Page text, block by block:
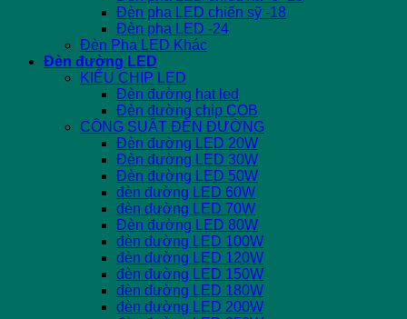
Đèn pha LED chiến sỹ -18
Đèn pha LED -24
Đèn Pha LED Khác
Đèn đường LED
KIỂU CHIP LED
Đèn đường hạt led
Đèn đường chip COB
CÔNG SUẤT ĐÈN ĐƯỜNG
Đèn đường LED 20W
Đèn đường LED 30W
Đèn đường LED 50W
đèn đường LED 60W
đèn đường LED 70W
Đèn đường LED 80W
đèn đường LED 100W
đèn đường LED 120W
đèn đường LED 150W
đèn đường LED 180W
đèn đường LED 200W